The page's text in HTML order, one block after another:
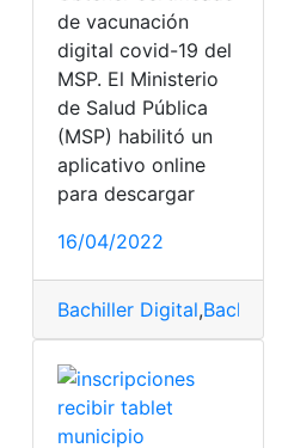
Educación,Inscripciones
de vacunación
digital covid-19 del
MSP. El Ministerio
de Salud Pública
(MSP) habilitó un
aplicativo online
para descargar
16/04/2022
Bachiller Digital,